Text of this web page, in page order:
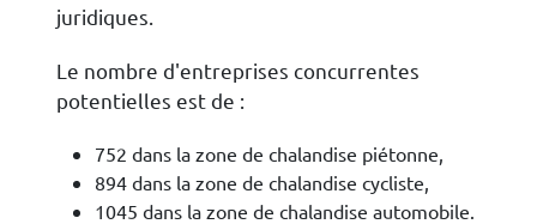
juridiques.
Le nombre d'entreprises concurrentes
potentielles est de :
752 dans la zone de chalandise piétonne,
894 dans la zone de chalandise cycliste,
1045 dans la zone de chalandise automobile.